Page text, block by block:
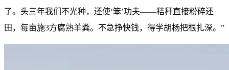
了。头三年我们不光种，还使‘笨’功夫——秸秆直接粉碎还
田，每亩施3方腐熟羊粪。不急挣快钱，得学胡杨把根扎深。”